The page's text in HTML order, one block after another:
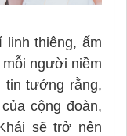
linh thiêng, ấm
người niềm
tin tưởng rằng,
cộng đoàn,
sẽ trở nên